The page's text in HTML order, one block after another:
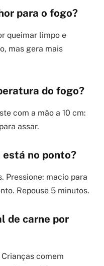
para o fogo?
queimar limpo e
mas gera mais
do fogo?
com a mão a 10 cm:
assar.
está no ponto?
Pressione: macio para
Repouse 5 minutos.
de carne por
comem